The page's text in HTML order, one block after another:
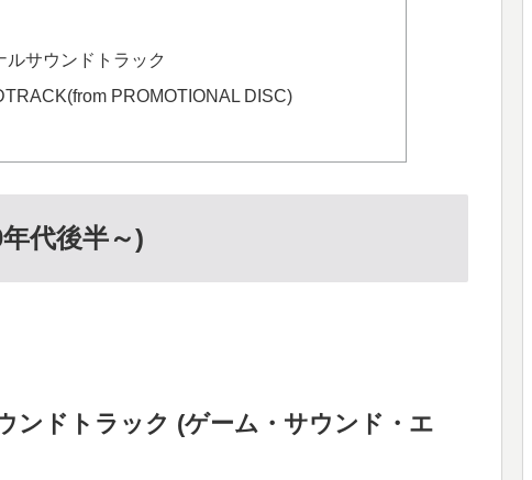
サウンドトラック
PROMOTIONAL DISC)
代後半～)
ンドトラック (ゲーム・サウンド・エ